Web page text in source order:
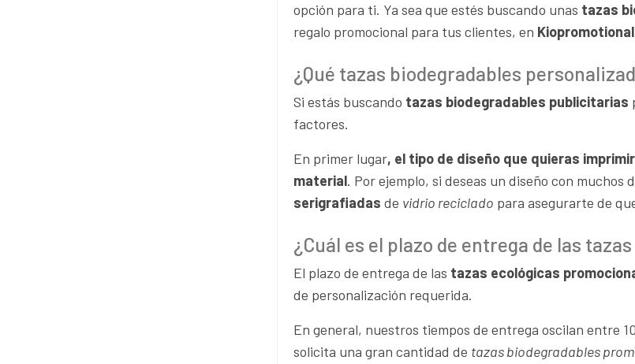
opción para ti. Ya sea que estés buscando unas tazas
regalo promocional para tus clientes, en Kiopromotional
¿Qué tazas biodegradables
Si estás buscando tazas biodegradables publicitarias
factores.
En primer lugar, el tipo de diseño que quieras
material. Por ejemplo, si deseas un diseño con muchos
serigrafiadas de vidrio reciclado para asegurarte de
¿Cuál es el plazo de entrega de las
El plazo de entrega de las tazas ecológicas
de personalización requerida.
En general, nuestros tiempos de entrega oscilan entre
solicita una gran cantidad de tazas biodegradables